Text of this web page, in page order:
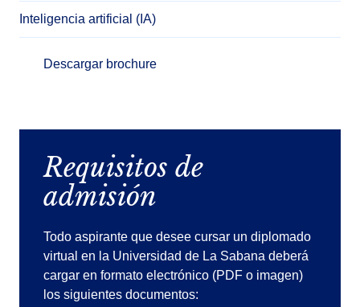
Inteligencia artificial (IA)
Descargar brochure
Requisitos de
admisión
Todo aspirante que desee cursar un diplomado
virtual en la Universidad de La Sabana deberá
cargar en formato electrónico (PDF o imagen)
los siguientes documentos: